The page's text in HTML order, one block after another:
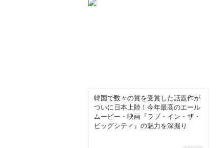
韓国で数々の賞を受賞した話題作が
ついに日本上陸！今年最高のエール
ムービー・映画『ラブ・イン・ザ・
ビッグシティ』の魅力を深掘り